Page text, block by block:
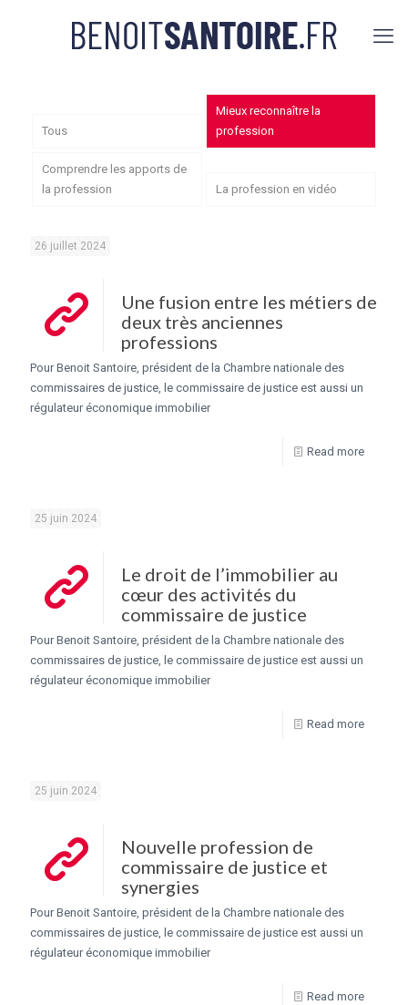
Tous
Mieux reconnaître la
profession
Comprendre les apports de
la profession
La profession en vidéo
26 juillet 2024
Une fusion entre les métiers de
deux très anciennes
professions
Pour Benoit Santoire, président de la Chambre nationale des
commissaires de justice, le commissaire de justice est aussi un
régulateur économique immobilier
Read more
25 juin 2024
Le droit de l’immobilier au
cœur des activités du
commissaire de justice
Pour Benoit Santoire, président de la Chambre nationale des
commissaires de justice, le commissaire de justice est aussi un
régulateur économique immobilier
Read more
25 juin 2024
Nouvelle profession de
commissaire de justice et
synergies
Pour Benoit Santoire, président de la Chambre nationale des
commissaires de justice, le commissaire de justice est aussi un
régulateur économique immobilier
Read more